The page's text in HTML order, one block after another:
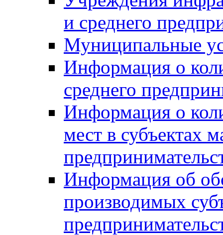
и среднего
Муниципальные
Информация о
среднего
Информация о
мест в субъектах
Информация об
производимых